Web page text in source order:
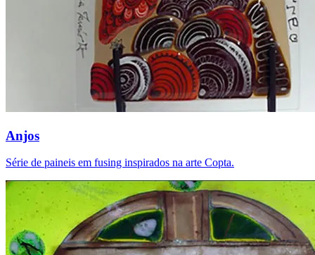
Anjos
Série de paineis em fusing inspirados na arte Copta.